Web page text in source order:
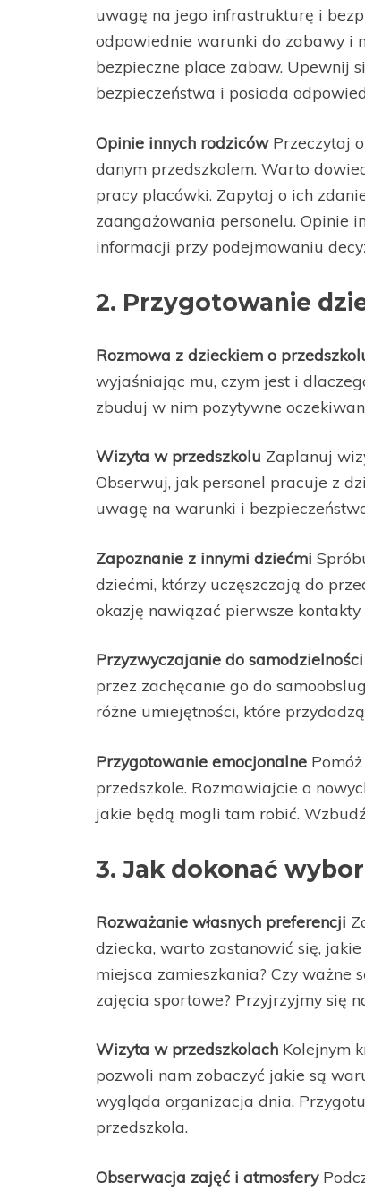
uwagę na jego infrastrukturę i
odpowiednie warunki do zabawy i
bezpieczne place zabaw. Upewnij
bezpieczeństwa i posiada
Opinie innych rodzicówPrzeczytaj
danym przedszkolem. Warto
pracy placówki. Zapytaj o ich
zaangażowania personelu. Opinie
informacji przy podejmowaniu
2. Przygotowanie
Rozmowa z dzieckiem o
wyjaśniając mu, czym jest i
zbuduj w nim pozytywne
Wizyta w przedszkolu Zaplanuj
Obserwuj, jak personel pracuje z
uwagę na warunki i
Zapoznanie z innymi dziećmi
dziećmi, którzy uczęszczają do
okazję nawiązać pierwsze
Przyzwyczajanie do samodzielności
przez zachęcanie go do
różne umiejętności, które
Przygotowanie emocjonalne
przedszkole. Rozmawiajcie o
jakie będą mogli tam robić.
3. Jak dokonać
Rozważanie własnych preferencji
dziecka, warto zastanowić się,
miejsca zamieszkania? Czy ważne
zajęcia sportowe? Przyjrzyjmy się
Wizyta w przedszkolach Kolejnym
pozwoli nam zobaczyć jakie są
wygląda organizacja dnia.
przedszkola.
Obserwacja zajęć i atmosfery